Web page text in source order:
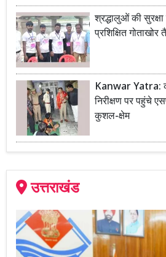
श्रद्धालुओं की
प्रशिक्षित गोताखोर
Kanwar Yatra:
निरीक्षण पर पहुंचे
कुशल-क्षेम
उत्तराखंड